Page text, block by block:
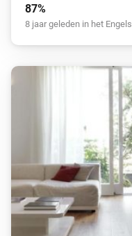
87%
8 jaar geleden in het Engels